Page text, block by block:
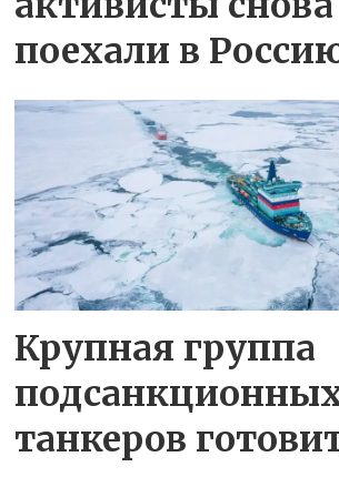
поехали в
Крупная группа
танкеров